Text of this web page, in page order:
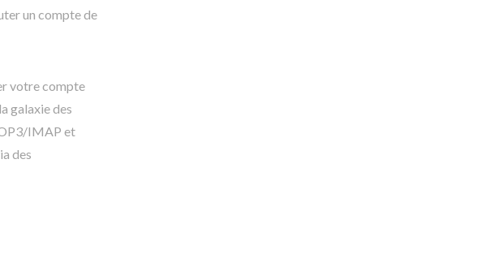
un compte de
votre compte
galaxie des
IMAP et
des